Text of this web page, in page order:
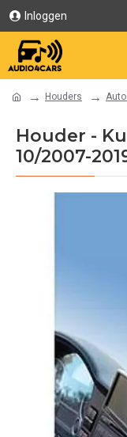
Inloggen
Houders
Houder -
10/2007-